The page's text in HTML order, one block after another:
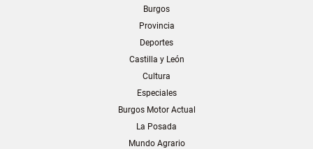
Burgos
Provincia
Deportes
Castilla y León
Cultura
Especiales
Burgos Motor Actual
La Posada
Mundo Agrario